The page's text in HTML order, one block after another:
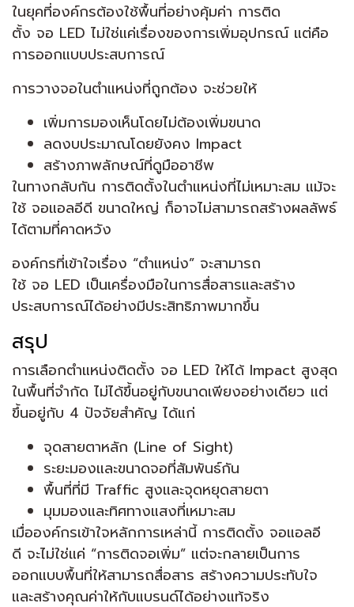
ในยุคที่องค์กรต้องใช้พื้นที่อย่างคุ้มค่า การติด
ตั้ง จอ LED ไม่ใช่แค่เรื่องของการเพิ่มอุปกรณ์ แต่คือ
การออกแบบประสบการณ์
การวางจอในตำแหน่งที่ถูกต้อง จะช่วยให้
เพิ่มการมองเห็นโดยไม่ต้องเพิ่มขนาด
ลดงบประมาณโดยยังคง Impact
สร้างภาพลักษณ์ที่ดูมืออาชีพ
ในทางกลับกัน การติดตั้งในตำแหน่งที่ไม่เหมาะสม แม้จะ
ใช้ จอแอลอีดี ขนาดใหญ่ ก็อาจไม่สามารถสร้างผลลัพธ์
ได้ตามที่คาดหวัง
องค์กรที่เข้าใจเรื่อง “ตำแหน่ง” จะสามารถ
ใช้ จอ LED เป็นเครื่องมือในการสื่อสารและสร้าง
ประสบการณ์ได้อย่างมีประสิทธิภาพมากขึ้น
สรุป
การเลือกตำแหน่งติดตั้ง จอ LED ให้ได้ Impact สูงสุด
ในพื้นที่จำกัด ไม่ได้ขึ้นอยู่กับขนาดเพียงอย่างเดียว แต่
ขึ้นอยู่กับ 4 ปัจจัยสำคัญ ได้แก่
จุดสายตาหลัก (Line of Sight)
ระยะมองและขนาดจอที่สัมพันธ์กัน
พื้นที่ที่มี Traffic สูงและจุดหยุดสายตา
มุมมองและทิศทางแสงที่เหมาะสม
เมื่อองค์กรเข้าใจหลักการเหล่านี้ การติดตั้ง จอแอลอี
ดี จะไม่ใช่แค่ “การติดจอเพิ่ม” แต่จะกลายเป็นการ
ออกแบบพื้นที่ให้สามารถสื่อสาร สร้างความประทับใจ
และสร้างคุณค่าให้กับแบรนด์ได้อย่างแท้จริง